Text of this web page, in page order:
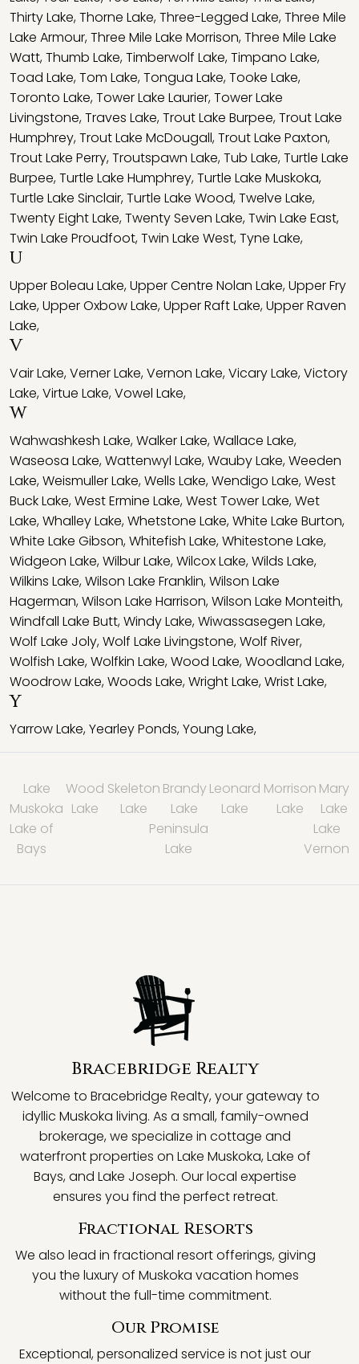
Thirty Lake,Thorne Lake,Three-Legged Lake,Three Mile
Lake Armour,Three Mile Lake Morrison,Three Mile Lake
Watt,Thumb Lake,Timberwolf Lake,Timpano Lake,
Toad Lake,Tom Lake,Tongua Lake,Tooke Lake,
Toronto Lake,Tower Lake Laurier,Tower Lake
Livingstone,Traves Lake,Trout Lake Burpee,Trout Lake
Humphrey,Trout Lake McDougall,Trout Lake Paxton,
Trout Lake Perry,Troutspawn Lake,Tub Lake,Turtle Lake
Burpee,Turtle Lake Humphrey,Turtle Lake Muskoka,
Turtle Lake Sinclair,Turtle Lake Wood,Twelve Lake,
Twenty Eight Lake,Twenty Seven Lake,Twin Lake East,
Twin Lake Proudfoot,Twin Lake West,Tyne Lake,
U
Upper Boleau Lake,Upper Centre Nolan Lake,Upper Fry
Lake,Upper Oxbow Lake,Upper Raft Lake,Upper Raven
Lake,
V
Vair Lake,Verner Lake,Vernon Lake,Vicary Lake,Victory
Lake,Virtue Lake,Vowel Lake,
W
Wahwashkesh Lake,Walker Lake,Wallace Lake,
Waseosa Lake,Wattenwyl Lake,Wauby Lake,Weeden
Lake,Weismuller Lake,Wells Lake,Wendigo Lake,West
Buck Lake,West Ermine Lake,West Tower Lake,Wet
Lake,Whalley Lake,Whetstone Lake,White Lake Burton,
White Lake Gibson,Whitefish Lake,Whitestone Lake,
Widgeon Lake,Wilbur Lake,Wilcox Lake,Wilds Lake,
Wilkins Lake,Wilson Lake Franklin,Wilson Lake
Hagerman,Wilson Lake Harrison,Wilson Lake Monteith,
Windfall Lake Butt,Windy Lake,Wiwassasegen Lake,
Wolf Lake Joly,Wolf Lake Livingstone,Wolf River,
Wolfish Lake,Wolfkin Lake,Wood Lake,Woodland Lake,
Woodrow Lake,Woods Lake,Wright Lake,Wrist Lake,
Y
Yarrow Lake,Yearley Ponds,Young Lake,
Lake
Muskoka
Wood
Lake
Skeleton
Lake
Brandy
Lake
Leonard
Lake
Morrison
Lake
Mary
Lake
Lake of
Bays
Peninsula
Lake
Lake
Vernon
Bracebridge Realty
Welcome to Bracebridge Realty, your gateway to
idyllic Muskoka living. As a small, family-owned
brokerage, we specialize in cottage and
waterfront properties on Lake Muskoka, Lake of
Bays, and Lake Joseph. Our local expertise
ensures you find the perfect retreat.
Fractional Resorts
We also lead in fractional resort offerings, giving
you the luxury of Muskoka vacation homes
without the full-time commitment.
Our Promise
Exceptional, personalized service is not just our